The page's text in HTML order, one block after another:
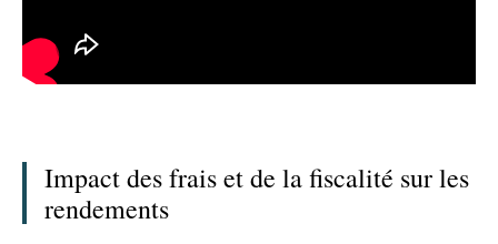
Impact des frais et de la fiscalité sur les
rendements